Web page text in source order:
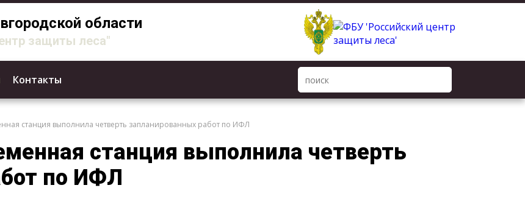
области
защиты леса"
Контакты
станция выполнила четверть запланированных работ по ИФЛ
станция выполнила четверть
по ИФЛ